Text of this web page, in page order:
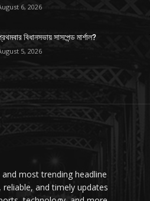
6, 2026
বিধানসভায় সাসপেন্ড মার্শাল?
5, 2026
most trending headline
reliable, and timely updates